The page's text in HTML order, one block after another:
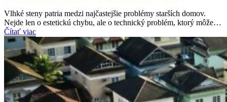
Vlhké steny patria medzi najčastejšie problémy starších domov.
Nejde len o estetickú chybu, ale o technický problém, ktorý môže…
Čítať viac